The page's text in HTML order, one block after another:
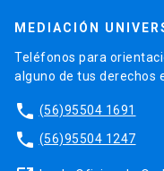
MEDIACIÓN
Teléfonos para
alguno de tus derechos
phone (56)95504 1691
phone (56)95504 1247